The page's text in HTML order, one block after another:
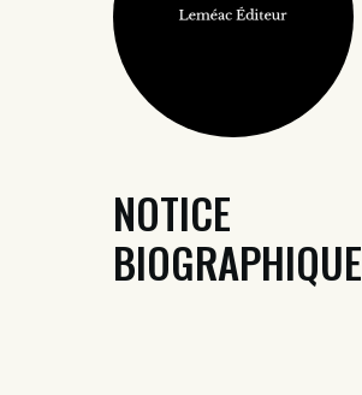
NOTICE
BIOGRAPHIQUE